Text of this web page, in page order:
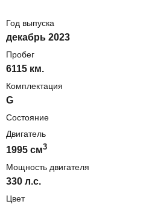
Год выпуска
декабрь 2023
Пробег
6115 км.
Комплектация
G
Состояние
Двигатель
1995 cм3
Мощность двигателя
330 л.с.
Цвет